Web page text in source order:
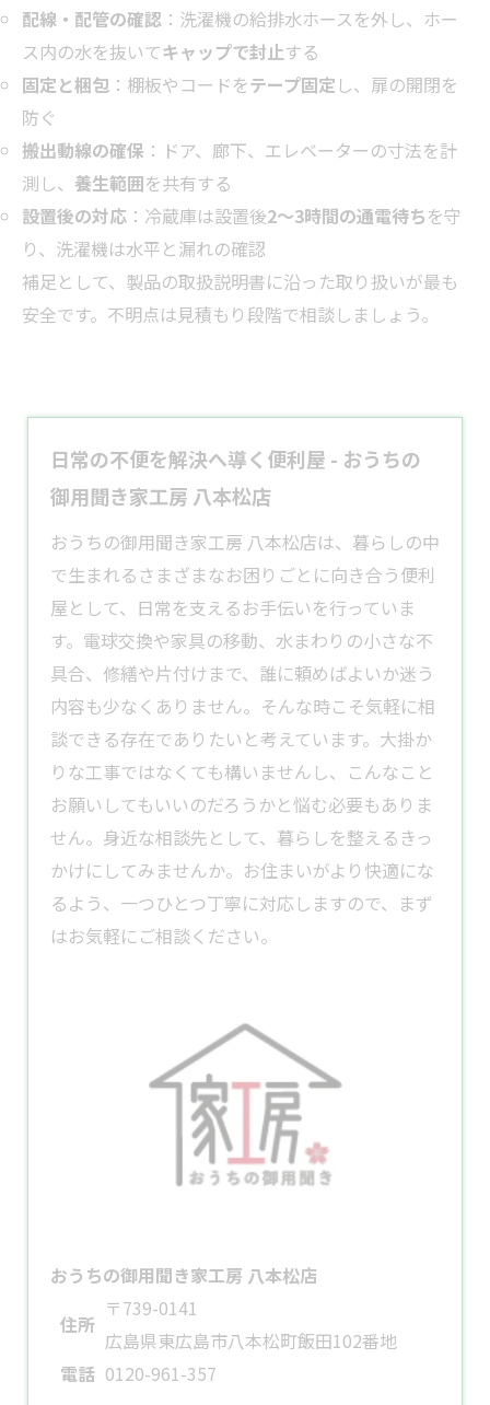
配線・配管の確認 ：洗濯機の給排水ホースを外し、ホー
ス内の水を抜いてキャップで封止する
固定と梱包 ：棚板やコードをテープ固定 し、扉の開閉を
防ぐ
搬出動線の確保 ：ドア、廊下、エレベーターの寸法を計
測し、 養生範囲を共有する
設置後の対応 ：冷蔵庫は設置後2〜3時間の通電待ちを守
り、洗濯機は水平と漏れの確認
補足として、製品の取扱説明書に沿った取り扱いが最も
安全です。不明点は見積もり段階で相談しましょう。
日常の不便を解決へ導く便利屋 - おうちの
御用聞き家工房 八本松店
おうちの御用聞き家工房 八本松店は、暮らしの中
で生まれるさまざまなお困りごとに向き合う便利
屋として、日常を支えるお手伝いを行っていま
す。電球交換や家具の移動、水まわりの小さな不
具合、修繕や片付けまで、誰に頼めばよいか迷う
内容も少なくありません。そんな時こそ気軽に相
談できる存在でありたいと考えています。大掛か
りな工事ではなくても構いませんし、こんなこと
お願いしてもいいのだろうかと悩む必要もありま
せん。身近な相談先として、暮らしを整えるきっ
かけにしてみませんか。お住まいがより快適にな
るよう、一つひとつ丁寧に対応しますので、まず
はお気軽にご相談ください。
おうちの御用聞き家工房 八本松店
住所
〒739-0141
広島県東広島市八本松町飯田102番地
電話 0120-961-357